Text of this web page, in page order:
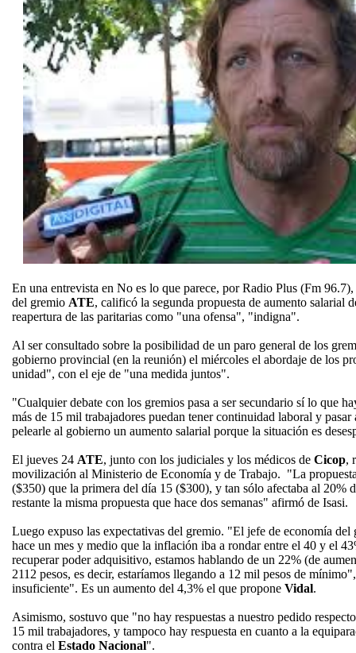
En una entrevista en No es lo que parece, por Radio Plus (Fm 96.7),
del gremio ATE, calificó la segunda propuesta de aumento salarial
reapertura de las paritarias como "una ofensa", "indigna".
Al ser consultado sobre la posibilidad de un paro general de los
gobierno provincial (en la reunión) el miércoles el abordaje de los
unidad", con el eje de "una medida juntos".
"Cualquier debate con los gremios pasa a ser secundario sí lo que
más de 15 mil trabajadores puedan tener continuidad laboral y
pelearle al gobierno un aumento salarial porque la situación es
El jueves 24 ATE, junto con los judiciales y los médicos de Cicop,
movilización al Ministerio de Economía y de Trabajo. "La
($350) que la primera del día 15 ($300), y tan sólo afectaba al 20%
restante la misma propuesta que hace dos semanas" afirmó de Isasi.
Luego expuso las expectativas del gremio. "El jefe de economía
hace un mes y medio que la inflación iba a rondar entre el 40 y el
recuperar poder adquisitivo, estamos hablando de un 22% (de
2112 pesos, es decir, estaríamos llegando a 12 mil pesos de
insuficiente". Es un aumento del 4,3% el que propone Vidal.
Asimismo, sostuvo que "no hay respuestas a nuestro pedido
15 mil trabajadores, y tampoco hay respuesta en cuanto a la
contra el Estado Nacional".